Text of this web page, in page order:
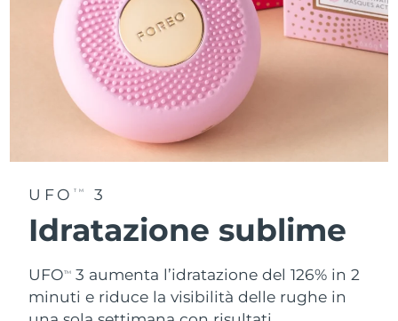
UFO TM 3
Idratazione sublime
UFOTM
3 aumenta l’idratazione del 126% in 2
minuti e riduce la visibilità delle rughe in